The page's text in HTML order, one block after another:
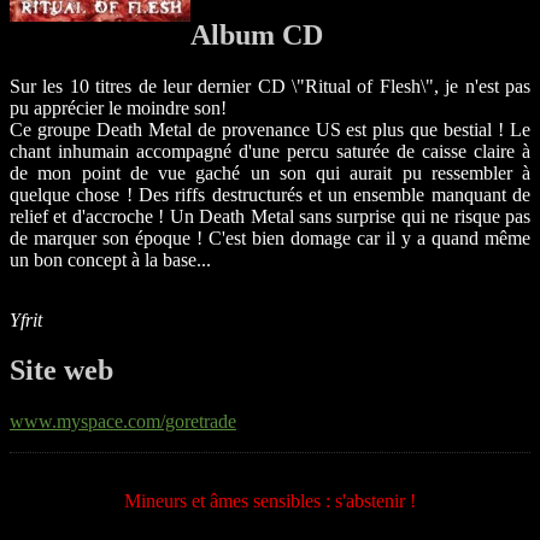
Album CD
Sur les 10 titres de leur dernier CD \"Ritual of Flesh\", je n'est pas
pu apprécier le moindre son!
Ce groupe Death Metal de provenance US est plus que bestial ! Le
chant inhumain accompagné d'une percu saturée de caisse claire à
de mon point de vue gaché un son qui aurait pu ressembler à
quelque chose ! Des riffs destructurés et un ensemble manquant de
relief et d'accroche ! Un Death Metal sans surprise qui ne risque pas
de marquer son époque ! C'est bien domage car il y a quand même
un bon concept à la base...
Yfrit
Site web
www.myspace.com/goretrade
Mineurs et âmes sensibles : s'abstenir !